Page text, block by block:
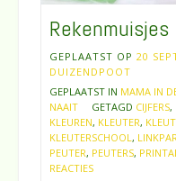
Rekenmuisjes
GEPLAATST OP 20
DUIZENDPOOT
GEPLAATST IN MAMA IN
NAAIT
GETAGD CIJFERS,
KLEUREN, KLEUTER,
KLEUTERSCHOOL ,
PEUTER, PEUTERS,
REACTIES